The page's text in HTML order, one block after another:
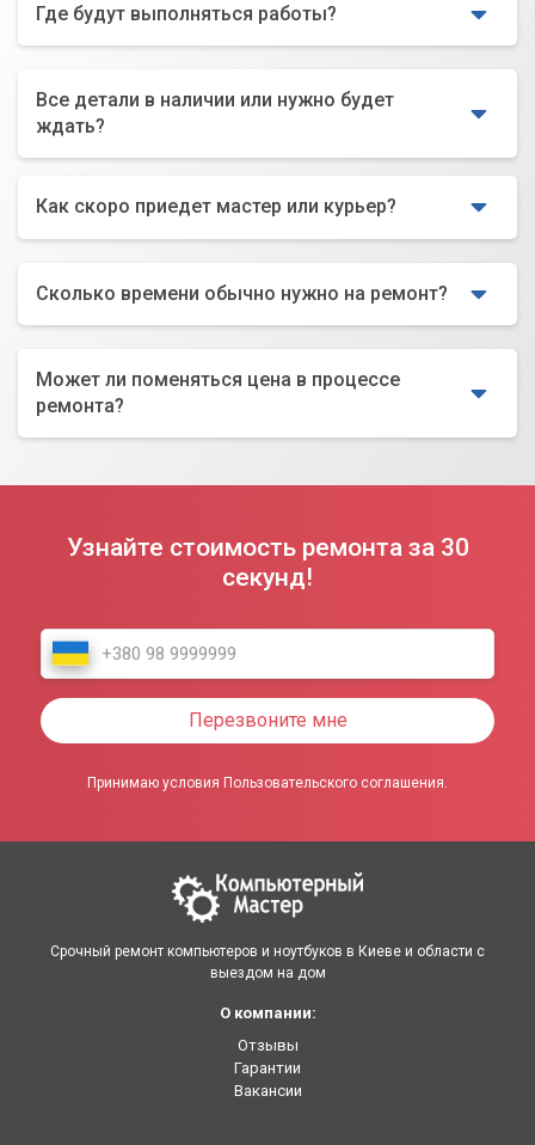
Где будут выполняться работы?
Все детали в наличии или нужно будет
ждать?
Как скоро приедет мастер или курьер?
Сколько времени обычно нужно на ремонт?
Может ли поменяться цена в процессе
ремонта?
Узнайте стоимость ремонта за 30
секунд!
Перезвоните мне
Принимаю условия Пользовательского соглашения.
Срочный ремонт компьютеров и ноутбуков в Киеве и области с
выездом на дом
О компании:
Отзывы
Гарантии
Вакансии